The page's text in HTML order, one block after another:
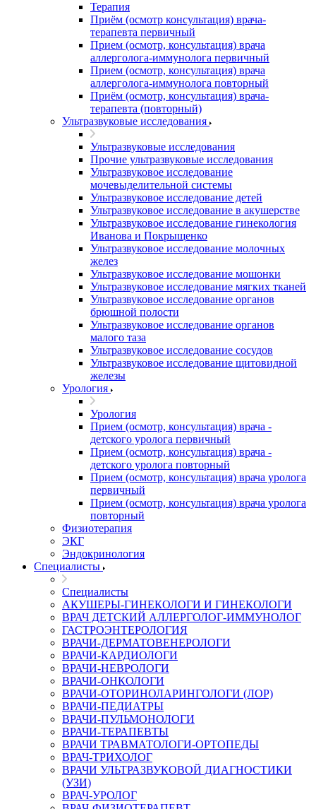
Терапия
Приём (осмотр консультация) врача-
терапевта первичный
Прием (осмотр, консультация) врача
аллерголога-иммунолога первичный
Прием (осмотр, консультация) врача
аллерголога-иммунолога повторный
Приём (осмотр, консультация) врача-
терапевта (повторный)
Ультразвуковые исследования
Ультразвуковые исследования
Прочие ультразвуковые исследования
Ультразвуковое исследование
мочевыделительной системы
Ультразвуковое исследование детей
Ультразвуковое исследование в акушерстве
Ультразвуковое исследование гинекология
Иванова и Покрыщенко
Ультразвуковое исследование молочных
желез
Ультразвуковое исследование мошонки
Ультразвуковое исследование мягких тканей
Ультразвуковое исследование органов
брюшной полости
Ультразвуковое исследование органов
малого таза
Ультразвуковое исследование сосудов
Ультразвуковое исследование щитовидной
железы
Урология
Урология
Прием (осмотр, консультация) врача -
детского уролога первичный
Прием (осмотр, консультация) врача -
детского уролога повторный
Прием (осмотр, консультация) врача уролога
первичный
Прием (осмотр, консультация) врача уролога
повторный
Физиотерапия
ЭКГ
Эндокринология
Специалисты
Специалисты
АКУШЕРЫ-ГИНЕКОЛОГИ И ГИНЕКОЛОГИ
ВРАЧ ДЕТСКИЙ АЛЛЕРГОЛОГ-ИММУНОЛОГ
ГАСТРОЭНТЕРОЛОГИЯ
ВРАЧИ-ДЕРМАТОВЕНЕРОЛОГИ
ВРАЧИ-КАРДИОЛОГИ
ВРАЧИ-НЕВРОЛОГИ
ВРАЧИ-ОНКОЛОГИ
ВРАЧИ-ОТОРИНОЛАРИНГОЛОГИ (ЛОР)
ВРАЧИ-ПЕДИАТРЫ
ВРАЧИ-ПУЛЬМОНОЛОГИ
ВРАЧИ-ТЕРАПЕВТЫ
ВРАЧИ ТРАВМАТОЛОГИ-ОРТОПЕДЫ
ВРАЧ-ТРИХОЛОГ
ВРАЧИ УЛЬТРАЗВУКОВОЙ ДИАГНОСТИКИ
(УЗИ)
ВРАЧ-УРОЛОГ